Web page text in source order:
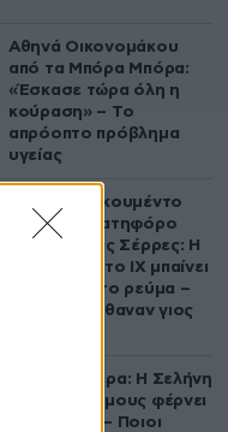
Αθηνά Οικονομάκου
από τα Μπόρα Μπόρα:
«Έσκασε τώρα όλη η
κούραση» – Το
απρόοπτο πρόβλημα
υγείας
Βίντεο-ντοκουμέντο
από το θανατηφόρο
τροχαίο στις Σέρρες: Η
στιγμή που το ΙΧ μπαίνει
στο αντίθετο ρεύμα –
Ακαριαία πέθαναν γιος
Ζώδια σήμερα: Η Σελήνη
στους Διδύμους φέρνει
ανατροπές – Ποιοι